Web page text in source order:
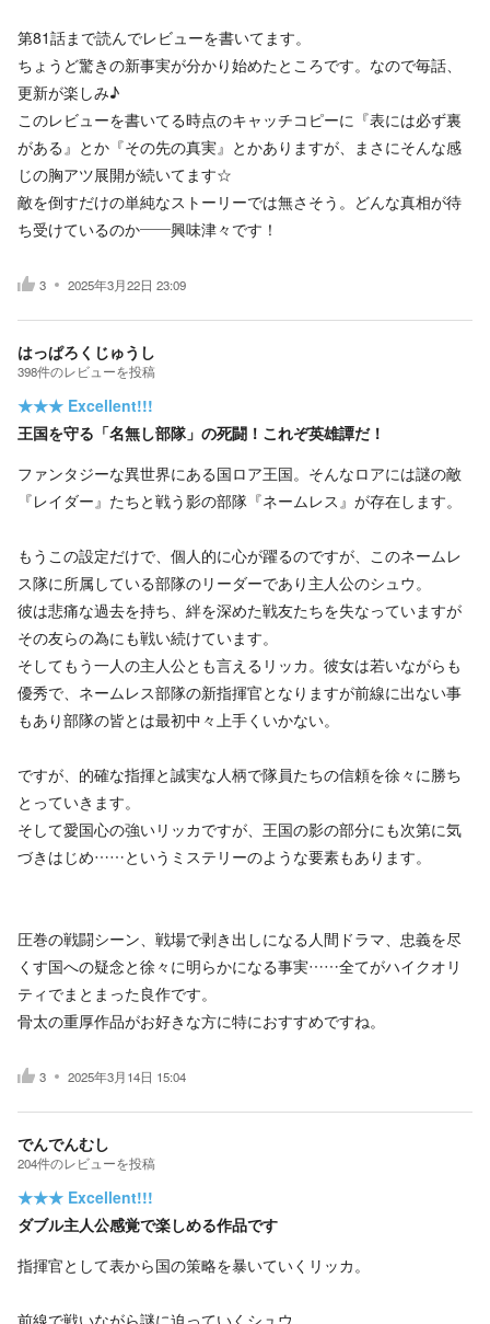
第81話まで読んでレビューを書いてます。
ちょうど驚きの新事実が分かり始めたところです。なので毎話、
更新が楽しみ♪
このレビューを書いてる時点のキャッチコピーに『表には必ず裏
がある』とか『その先の真実』とかありますが、まさにそんな感
じの胸アツ展開が続いてます☆
敵を倒すだけの単純なストーリーでは無さそう。どんな真相が待
ち受けているのか――興味津々です！
3 2025年3月22日 23:09
はっぱろくじゅうし
398件のレビューを投稿
★★★ Excellent!!!
王国を守る「名無し部隊」の死闘！これぞ英雄譚だ！
ファンタジーな異世界にある国ロア王国。そんなロアには謎の敵
『レイダー』たちと戦う影の部隊『ネームレス』が存在します。
もうこの設定だけで、個人的に心が躍るのですが、このネームレ
ス隊に所属している部隊のリーダーであり主人公のシュウ。
彼は悲痛な過去を持ち、絆を深めた戦友たちを失なっていますが
その友らの為にも戦い続けています。
そしてもう一人の主人公とも言えるリッカ。彼女は若いながらも
優秀で、ネームレス部隊の新指揮官となりますが前線に出ない事
もあり部隊の皆とは最初中々上手くいかない。
ですが、的確な指揮と誠実な人柄で隊員たちの信頼を徐々に勝ち
とっていきます。
そして愛国心の強いリッカですが、王国の影の部分にも次第に気
づきはじめ……というミステリーのような要素もあります。
圧巻の戦闘シーン、戦場で剥き出しになる人間ドラマ、忠義を尽
くす国への疑念と徐々に明らかになる事実……全てがハイクオリ
ティでまとまった良作です。
骨太の重厚作品がお好きな方に特におすすめですね。
3 2025年3月14日 15:04
でんでんむし
204件のレビューを投稿
★★★ Excellent!!!
ダブル主人公感覚で楽しめる作品です
指揮官として表から国の策略を暴いていくリッカ。
前線で戦いながら謎に迫っていくシュウ。